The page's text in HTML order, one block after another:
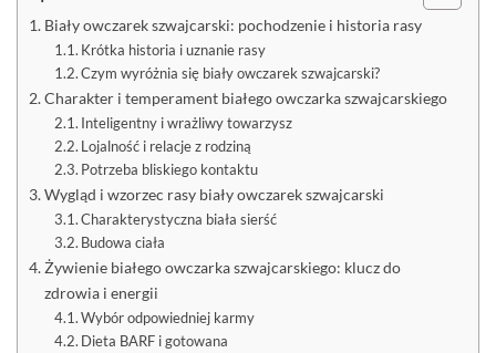
Biały owczarek szwajcarski: pochodzenie i historia rasy
Krótka historia i uznanie rasy
Czym wyróżnia się biały owczarek szwajcarski?
Charakter i temperament białego owczarka szwajcarskiego
Inteligentny i wrażliwy towarzysz
Lojalność i relacje z rodziną
Potrzeba bliskiego kontaktu
Wygląd i wzorzec rasy biały owczarek szwajcarski
Charakterystyczna biała sierść
Budowa ciała
Żywienie białego owczarka szwajcarskiego: klucz do
zdrowia i energii
Wybór odpowiedniej karmy
Dieta BARF i gotowana